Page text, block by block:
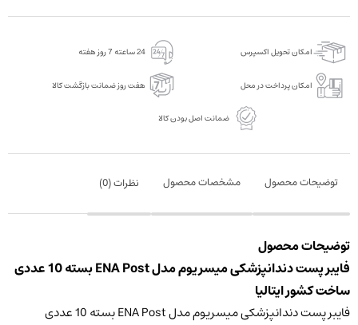
بسته
عدد
امکان تحویل اکسپرس 24 ساعته 7 روز هفته
امکان پرداخت در محل هفت روز ضمانت بازگشت کالا
ضمانت اصل بودن کالا
توضیحات محصول مشخصات محصول نظرات (0
)
توضیحات محصول
فایبر پست دندانپزشکی میسریوم مدل ENA Post بسته 10 عددی
ساخت کشور ایتالیا
فایبر پست دندانپزشکی میسریوم مدل ENA Post بسته 10 عددی